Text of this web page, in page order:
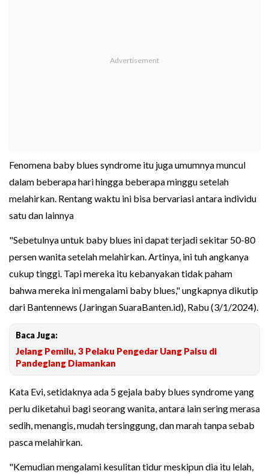
Fenomena baby blues syndrome itu juga umumnya muncul
dalam beberapa hari hingga beberapa minggu setelah
melahirkan. Rentang waktu ini bisa bervariasi antara individu
satu dan lainnya
"Sebetulnya untuk baby blues ini dapat terjadi sekitar 50-80
persen wanita setelah melahirkan. Artinya, ini tuh angkanya
cukup tinggi. Tapi mereka itu kebanyakan tidak paham
bahwa mereka ini mengalami baby blues," ungkapnya dikutip
dari Bantennews (Jaringan SuaraBanten.id), Rabu (3/1/2024).
Baca Juga:
Jelang Pemilu, 3 Pelaku Pengedar Uang Palsu di
Pandeglang Diamankan
Kata Evi, setidaknya ada 5 gejala baby blues syndrome yang
perlu diketahui bagi seorang wanita, antara lain sering merasa
sedih, menangis, mudah tersinggung, dan marah tanpa sebab
pasca melahirkan.
"Kemudian mengalami kesulitan tidur meskipun dia itu lelah,